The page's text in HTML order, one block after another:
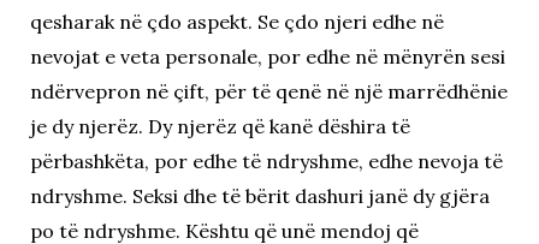
qesharak në çdo aspekt. Se çdo njeri edhe në
nevojat e veta personale, por edhe në mënyrën sesi
ndërvepron në çift, për të qenë në një marrëdhënie
je dy njerëz. Dy njerëz që kanë dëshira të
përbashkëta, por edhe të ndryshme, edhe nevoja të
ndryshme. Seksi dhe të bërit dashuri janë dy gjëra
po të ndryshme. Kështu që unë mendoj që